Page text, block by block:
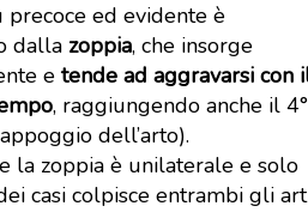
precoce ed evidente è
dalla zoppia, che insorge
e tende ad aggravarsi con
, raggiungendo anche il 4°
dell’arto).
la zoppia è unilaterale e solo
casi colpisce entrambi gli